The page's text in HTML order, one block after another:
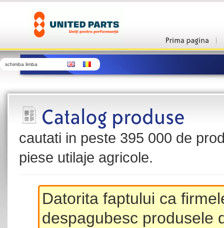
schimba limba
cautati in peste 395 000 de
piese utilaje agricole.
Datorita faptului ca
despagubesc produsele